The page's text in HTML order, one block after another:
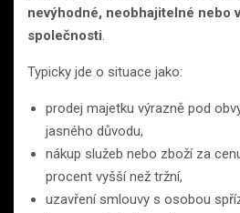
nevýhodné, neobhajitelné nebo
společnosti.
Typicky jde o situace jako:
prodej majetku výrazně pod
jasného důvodu,
nákup služeb nebo zboží za
procent vyšší než tržní,
uzavření smlouvy s osobou